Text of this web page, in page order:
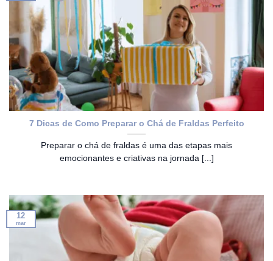
7 Dicas de Como Preparar o Chá de Fraldas Perfeito
Preparar o chá de fraldas é uma das etapas mais
emocionantes e criativas na jornada [...]
12
mar